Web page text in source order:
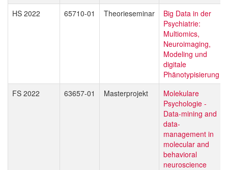
HS 2022
65710-01 Theorieseminar
Big Data in der
Psychiatrie:
Multiomics,
Neuroimaging,
Modeling und
digitale
Phänotypisierung
FS 2022
63657-01 Masterprojekt
Molekulare
Psychologie -
Data-mining and
data-
management in
molecular and
behavioral
neuroscience